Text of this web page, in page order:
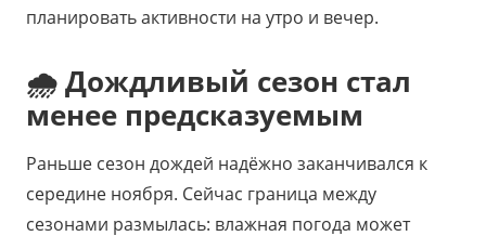
планировать активности на утро и вечер.
🌧️ Дождливый сезон стал
менее предсказуемым
Раньше сезон дождей надёжно заканчивался к
середине ноября. Сейчас граница между
сезонами размылась: влажная погода может